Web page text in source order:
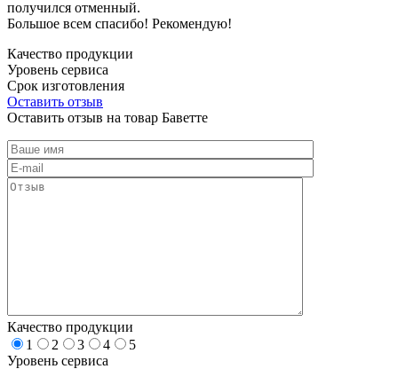
получился отменный.
Большое всем спасибо! Рекомендую!
Качество продукции
Уровень сервиса
Срок изготовления
Оставить отзыв
Оставить отзыв на товар Баветте
Качество продукции
1
2 3 4
5
Уровень сервиса